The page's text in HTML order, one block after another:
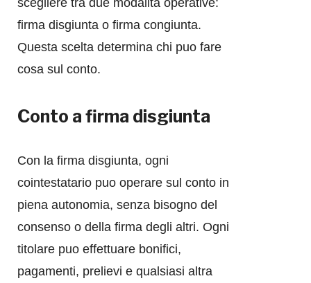
firma disgiunta o firma congiunta.
Questa scelta determina chi puo fare
cosa sul conto.
Conto a firma disgiunta
Con la firma disgiunta, ogni
cointestatario puo operare sul conto in
piena autonomia, senza bisogno del
consenso o della firma degli altri. Ogni
titolare puo effettuare bonifici,
pagamenti, prelievi e qualsiasi altra